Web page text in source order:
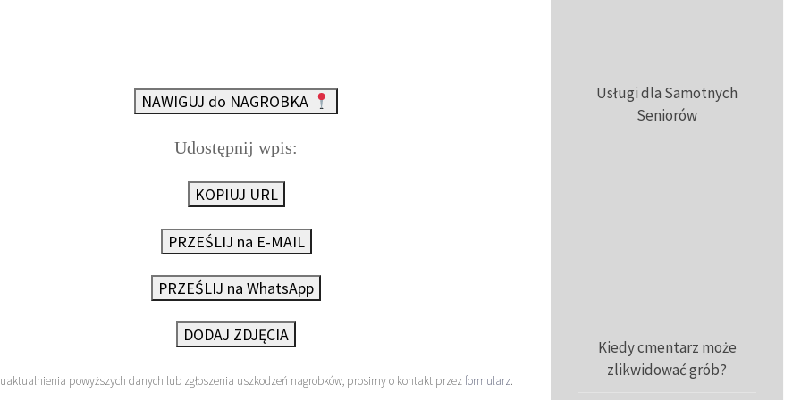
NAWIGUJ do NAGROBKA
Udostępnij wpis:
KOPIUJ URL
PRZEŚLIJ na E-MAIL
PRZEŚLIJ na WhatsApp
DODAJ ZDJĘCIA
powyższych danych lub zgłoszenia uszkodzeń nagrobków, prosimy o kontakt przezformularz.
Usługi dla Samotnych
Seniorów
Kiedy cmentarz może
zlikwidować grób?